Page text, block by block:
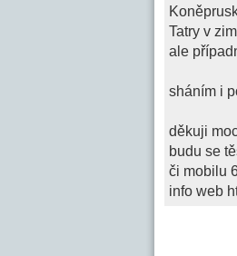
Tatry v
ale
sháním i
děkuji
budu se
či mobilu
info web